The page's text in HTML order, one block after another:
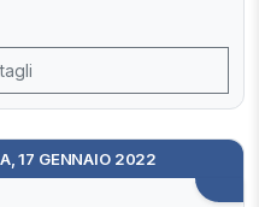
17 GENNAIO 2022